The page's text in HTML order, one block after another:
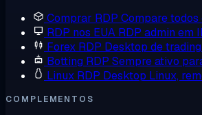
Comprar RDP Compare todos
RDP nos EUA RDP admin em
Forex RDP Desktop de
Botting RDP Sempre ativo
Linux RDP Desktop Linux,
COMPLEMENTOS